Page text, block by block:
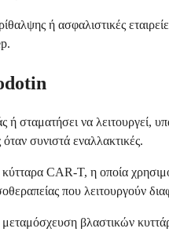
ή ασφαλιστικές
ή σταματήσει να
συνιστά εναλλακτικές.
CAR-T, η οποία
που λειτουργούν
βλαστικών